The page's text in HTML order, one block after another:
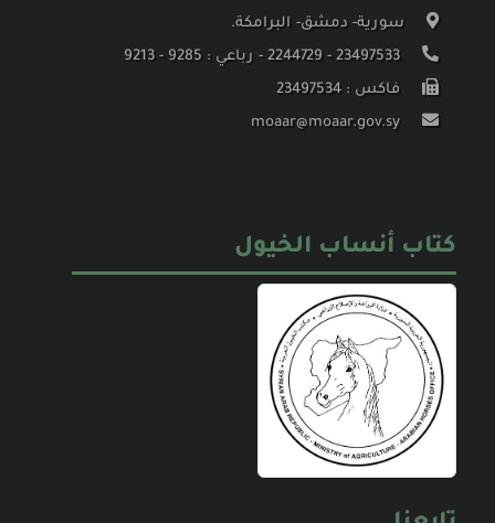
سورية- دمشق- البرامكة.
فاكس : 23497534
كتاب أنساب الخيول